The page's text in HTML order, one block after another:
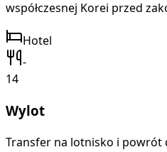
współczesnej Korei przed
Hotel
-
14
Wylot
Transfer na lotnisko i powrót